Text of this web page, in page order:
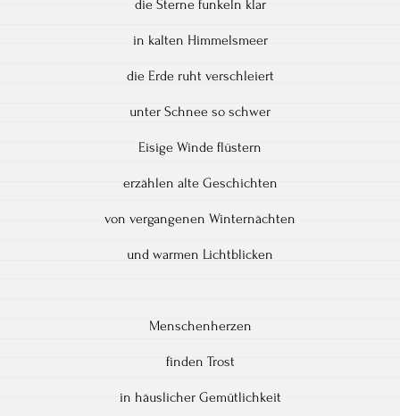
die Sterne funkeln klar
in kalten Himmelsmeer
die Erde ruht verschleiert
unter Schnee so schwer
Eisige Winde flüstern
erzählen alte Geschichten
von vergangenen Winternächten
und warmen Lichtblicken
Menschenherzen
finden Trost
in häuslicher Gemütlichkeit